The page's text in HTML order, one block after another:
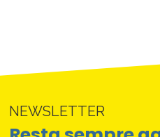
NEWSLETTER